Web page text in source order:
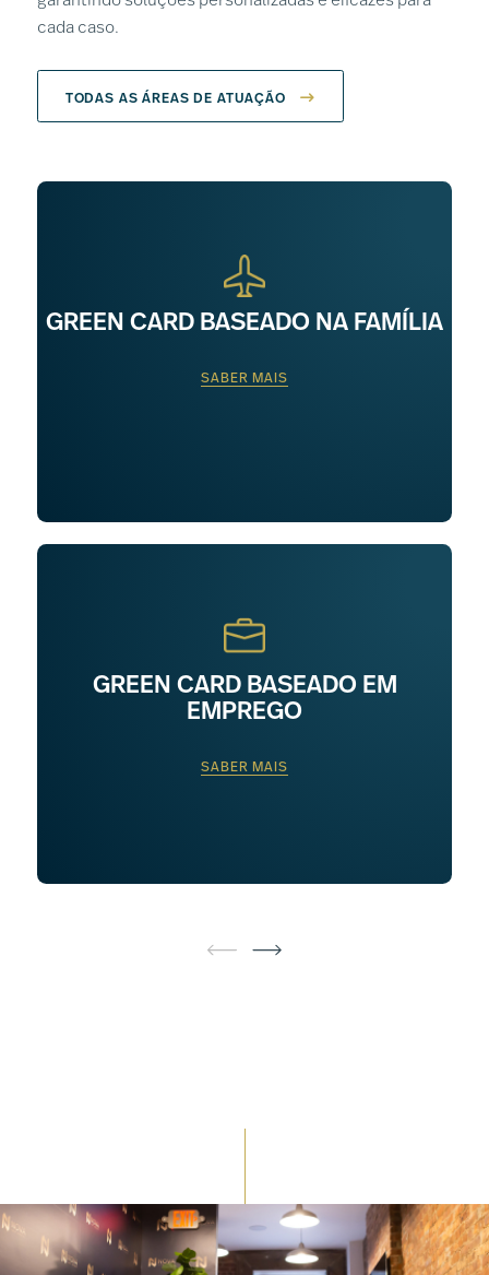
cada caso.
TODAS AS ÁREAS DE ATUAÇÃO
GREEN CARD BASEADO NA FAMÍLIA
SABER MAIS
GREEN CARD BASEADO EM
EMPREGO
SABER MAIS